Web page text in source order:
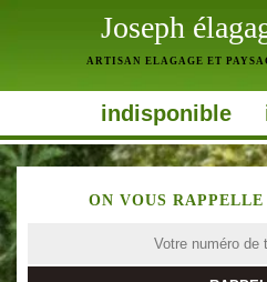
Joseph
ARTISAN ELAGAGE ET
indisponible
ON VOUS